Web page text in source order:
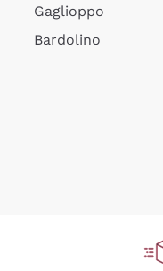
Gaglioppo
Bardolino